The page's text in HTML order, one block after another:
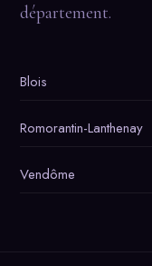
département.
Blois
Romorantin-Lanthenay
Vendôme